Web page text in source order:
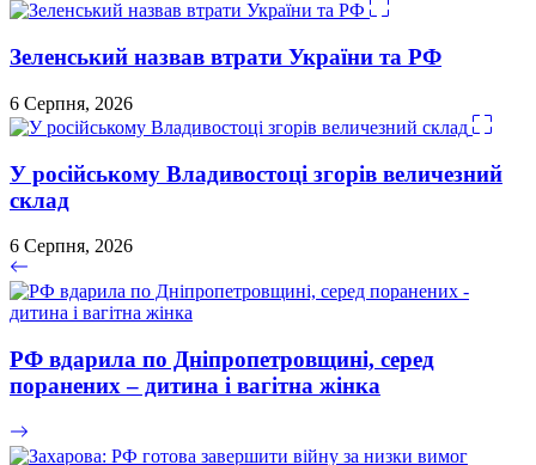
Зеленський назвав втрати України та РФ
6 Серпня, 2026
У російському Владивостоці згорів величезний
склад
6 Серпня, 2026
РФ вдарила по Дніпропетровщині, серед
поранених – дитина і вагітна жінка